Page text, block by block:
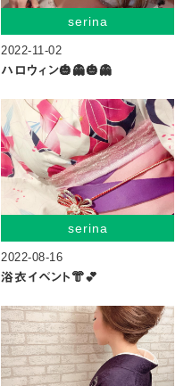
serina
2022-11-02
ハロウィン🎃👻🎃👻
serina
2022-08-16
浴衣イベント👘💕